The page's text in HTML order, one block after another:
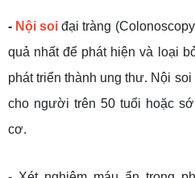
- Nội soi đại tràng
quả nhất để phát hiện và loại
phát triển thành ung thư. Nội
cho người trên 50 tuổi hoặc
cơ.